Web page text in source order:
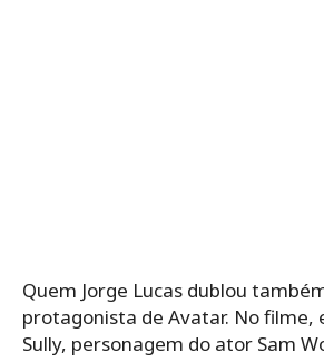
Quem Jorge Lucas dublou
protagonista de Avatar. No filme,
Sully, personagem do ator Sam